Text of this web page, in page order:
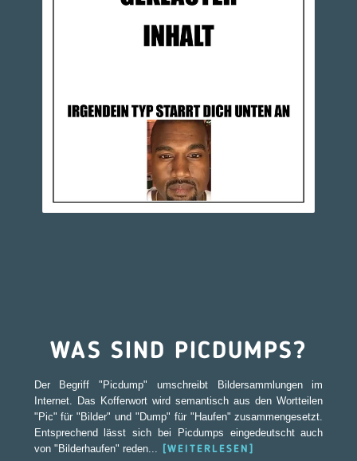
WAS SIND PICDUMPS?
Der Begriff "Picdump" umschreibt Bildersammlungen im
Internet. Das Kofferwort wird semantisch aus den Wortteilen
"Pic" für "Bilder" und "Dump" für "Haufen" zusammengesetzt.
Entsprechend lässt sich bei Picdumps eingedeutscht auch
von "Bilderhaufen" reden...
[WEITERLESEN]